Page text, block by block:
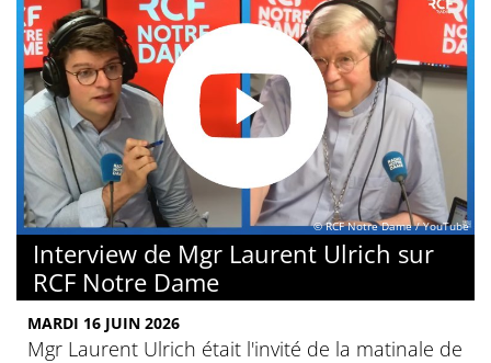
© RCF Notre Dame / YouTube
Interview de Mgr Laurent Ulrich sur
RCF Notre Dame
MARDI 16 JUIN 2026
Mgr Laurent Ulrich était l'invité de la matinale de